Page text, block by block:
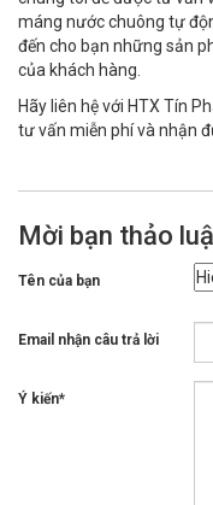
máng nước chuông tự
đến cho bạn những sản
của khách hàng.
Hãy liên hệ với HTX Tín
tư vấn miễn phí và nhận
Mời bạn thảo
Tên của bạn
Email nhận câu trả lời
Ý kiến*